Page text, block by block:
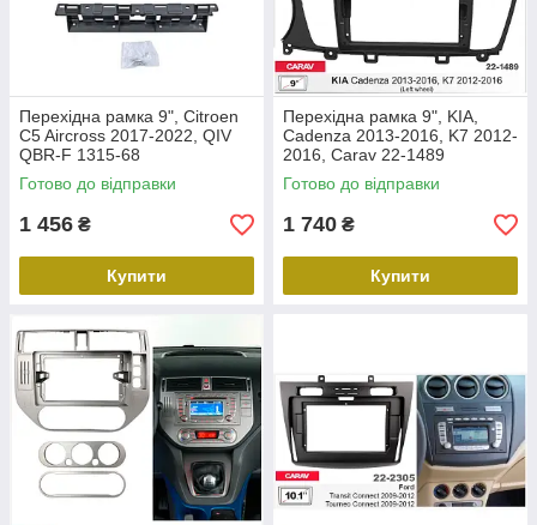
Перехідна рамка 9", Citroen
C5 Aircross 2017-2022, QIV
QBR-F 1315-68
Готово до відправки
1 456 ₴
Купити
Перехідна рамка 9", KIA,
Cadenza 2013-2016, K7 2012-
2016, Carav 22-1489
Готово до відправки
1 740 ₴
Купити